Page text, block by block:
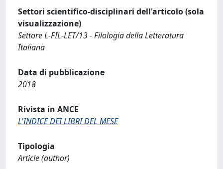
Settori scientifico-disciplinari dell'articolo (sola
visualizzazione)
Settore L-FIL-LET/13 - Filologia della Letteratura
Italiana
Data di pubblicazione
2018
Rivista in ANCE
L'INDICE DEI LIBRI DEL MESE
Tipologia
Article (author)